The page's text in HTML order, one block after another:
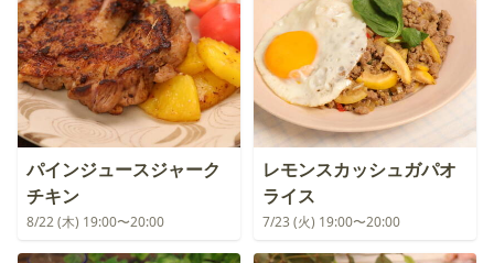
パインジュースジャーク
チキン
8/22 (木) 19:00〜20:00
レモンスカッシュガパオ
ライス
7/23 (火) 19:00〜20:00